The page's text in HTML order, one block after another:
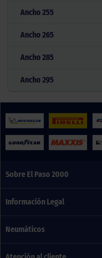
Ancho 255
Ancho 265
Ancho 285
Ancho 295
Sobre El Paso 2000
Información Legal
Neumáticos